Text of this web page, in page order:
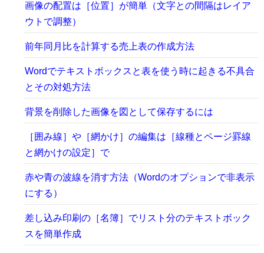
画像の配置は［位置］が簡単（文字との間隔はレイア
ウトで調整）
前年同月比を計算する売上表の作成方法
Wordでテキストボックスと表を使う時に起きる不具合
とその対処方法
背景を削除した画像を図として保存するには
［囲み線］や［網かけ］の編集は［線種とページ罫線
と網かけの設定］で
赤や青の波線を消す方法（Wordのオプションで非表示
にする）
差し込み印刷の［名簿］でリスト分のテキストボック
スを簡単作成